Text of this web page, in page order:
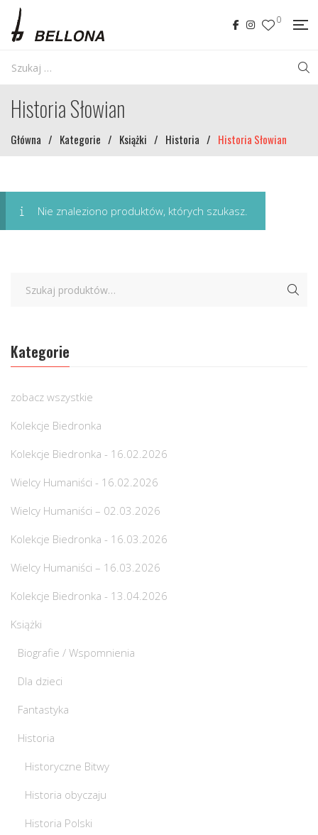
0
Historia Słowian
Główna / Kategorie / Książki / Historia / Historia Słowian
Nie znaleziono produktów, których szukasz.
Kategorie
zobacz wszystkie
Kolekcje Biedronka
Kolekcje Biedronka - 16.02.2026
Wielcy Humaniści - 16.02.2026
Wielcy Humaniści – 02.03.2026
Kolekcje Biedronka - 16.03.2026
Wielcy Humaniści – 16.03.2026
Kolekcje Biedronka - 13.04.2026
Książki
Biografie / Wspomnienia
Dla dzieci
Fantastyka
Historia
Historyczne Bitwy
Historia obyczaju
Historia Polski